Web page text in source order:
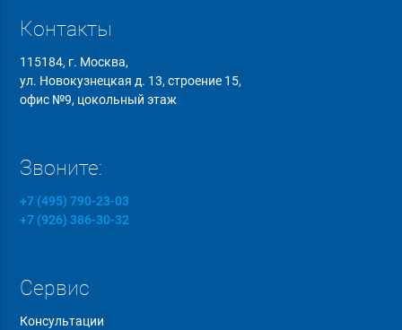
Контакты
115184, г. Москва,
ул. Новокузнецкая д. 13, строение 15,
офис №9, цокольный этаж
Звоните:
+7 (495) 790-23-03
+7 (926) 386-30-32
Сервис
Консультации